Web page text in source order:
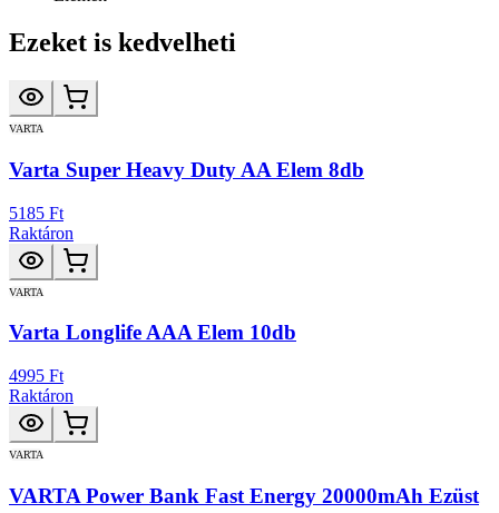
Ezeket is kedvelheti
VARTA
Varta Super Heavy Duty AA Elem 8db
5185 Ft
Raktáron
VARTA
Varta Longlife AAA Elem 10db
4995 Ft
Raktáron
VARTA
VARTA Power Bank Fast Energy 20000mAh Ezüst